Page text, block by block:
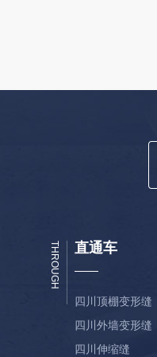
直通车
THROUGH
四川顶棚变形缝
四川外墙变形缝
四川伸缩缝